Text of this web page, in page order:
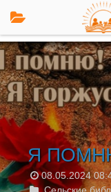
Я
08.05.2024